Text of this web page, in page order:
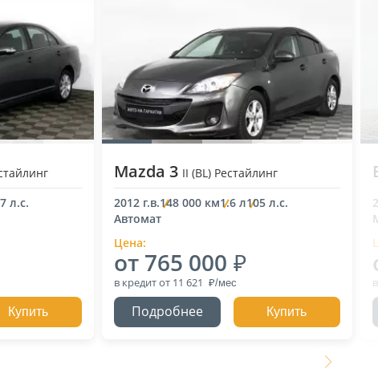
л.с.
Купить
Mazda 3 II (BL) Рестайлинг
2012 г.в.148 000 км1.6 л105 л.с.
Автомат
Цена:
от 765 000
в кредитот 11 621
Подробнее Купить